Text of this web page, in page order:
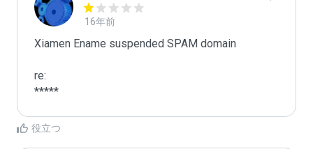
16年前
Xiamen Ename suspended SPAM domain
re:
*****
役立つ